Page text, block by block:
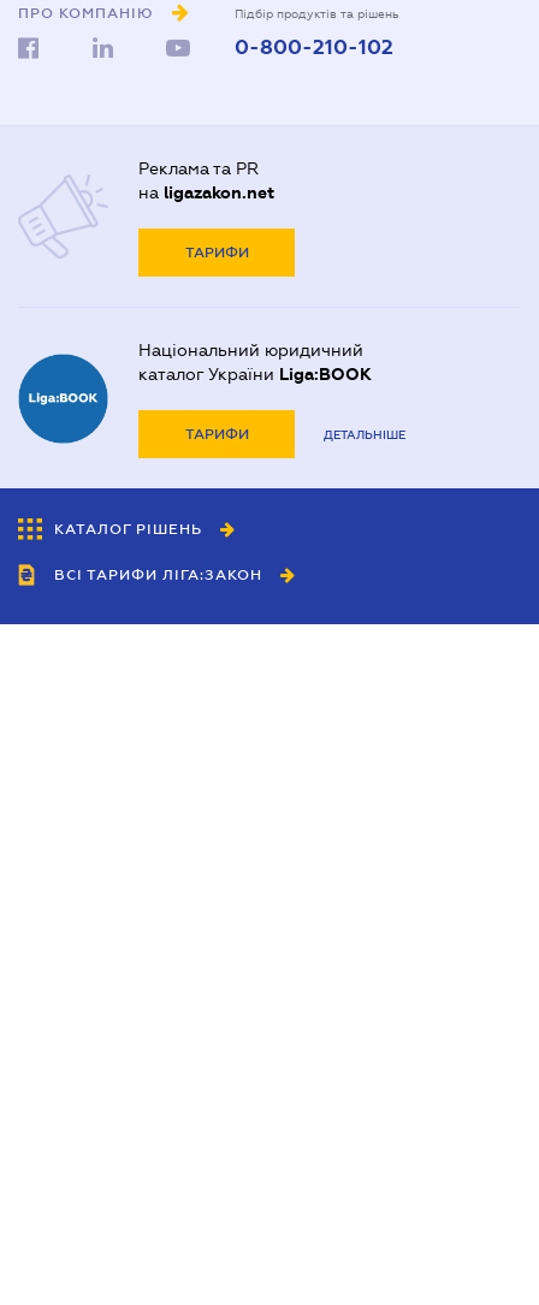
ПРО КОМПАНІЮ Підбір продуктів та рішень
0-800-210-102
Реклама та PR
на ligazakon.net
ТАРИФИ
Національний юридичний
каталог України Liga:BOOK
ТАРИФИ ДЕТАЛЬНІШЕ
КАТАЛОГ РІШЕНЬ
ВСІ ТАРИФИ ЛІГА:ЗАКОН